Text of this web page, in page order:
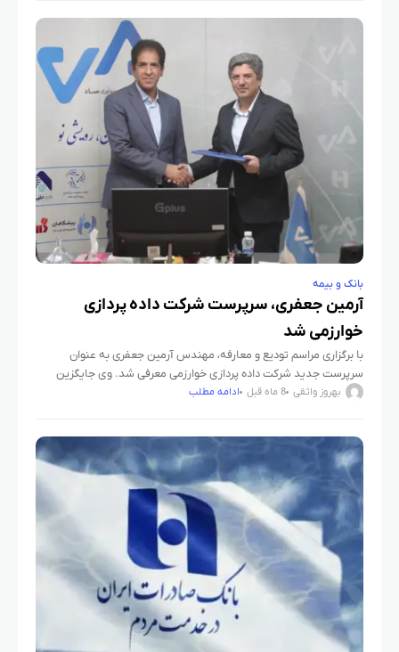
بانک و بیمه
آرمین جعفری، سرپرست شرکت داده پردازی
خوارزمی شد
با برگزاری مراسم تودیع و معارفه، مهندس آرمین جعفری به عنوان
سرپرست جدید شرکت داده پردازی خوارزمی معرفی شد. وی جایگزین
دکتر قرایی شد که از اسفندماه سال گذشته سکان‌دار
بهروز واثقی 8 ماه قبل ادامه مطلب